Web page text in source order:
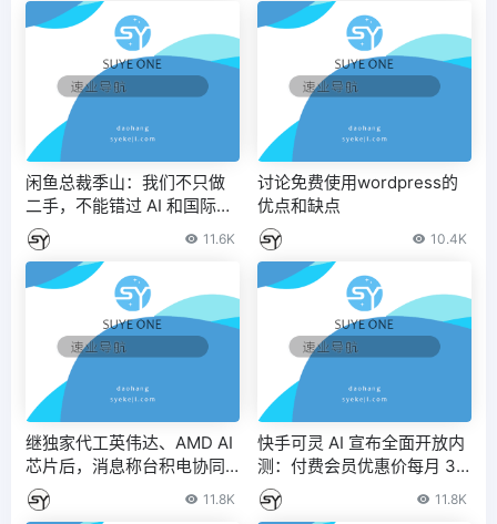
闲鱼总裁季山：我们不只做
二手，不能错过 AI 和国际化
– IT之家
11.6K
讨论免费使用wordpress的
优点和缺点
10.4K
继独家代工英伟达、AMD AI
芯片后，消息称台积电协同
旗下创意电子拿下 SK 海力士
大单
11.8K
快手可灵 AI 宣布全面开放内
测：付费会员优惠价每月 33
元起
11.8K